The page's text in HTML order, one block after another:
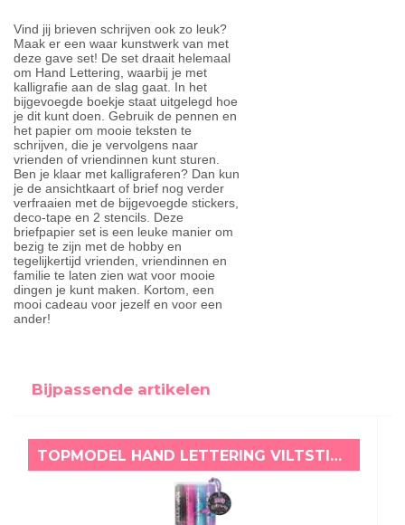
Vind jij brieven schrijven ook zo leuk?
Maak er een waar kunstwerk van met
deze gave set! De set draait helemaal
om Hand Lettering, waarbij je met
kalligrafie aan de slag gaat. In het
bijgevoegde boekje staat uitgelegd hoe
je dit kunt doen. Gebruik de pennen en
het papier om mooie teksten te
schrijven, die je vervolgens naar
vrienden of vriendinnen kunt sturen.
Ben je klaar met kalligraferen? Dan kun
je de ansichtkaart of brief nog verder
verfraaien met de bijgevoegde stickers,
deco-tape en 2 stencils. Deze
briefpapier set is een leuke manier om
bezig te zijn met de hobby en
tegelijkertijd vrienden, vriendinnen en
familie te laten zien wat voor mooie
dingen je kunt maken. Kortom, een
mooi cadeau voor jezelf en voor een
ander!
Bijpassende artikelen
TOPMODEL HAND LETTERING VILTSTIFTEN